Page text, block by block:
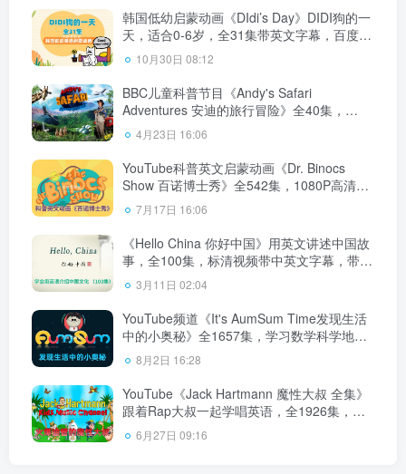
韩国低幼启蒙动画《DIdi’s Day》DIDI狗的一
天，适合0-6岁，全31集带英文字幕，百度云
网盘下载！
10月30日 08:12
BBC儿童科普节目《Andy's Safari
Adventures 安迪的旅行冒险》全40集，
1080P高清视频带英文字幕，百度云网盘下
载！
4月23日 16:06
YouTube科普英文启蒙动画《Dr. Binocs
Show 百诺博士秀》全542集，1080P高清视
频带英文字幕，百度云网盘下载！
7月17日 16:06
《Hello China 你好中国》用英文讲述中国故
事，全100集，标清视频带中英文字幕，带配
套音频MP3，百度云网盘下载！
3月11日 02:04
YouTube频道《It's AumSum Time发现生活
中的小奥秘》全1657集，学习数学科学地理
生物化学！1080P高清视频带英文字幕，百
度云网盘下载！
8月2日 16:28
YouTube《Jack Hartmann 魔性大叔 全集》
跟着Rap大叔一起学唱英语，全1926集，
1080P高清视频带英文字幕，百度云网盘下
载！
6月27日 09:16